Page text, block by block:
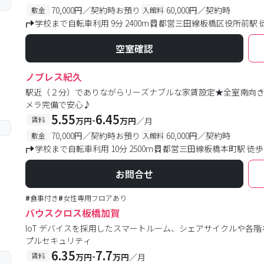
敷金 70,000円／契約時お預り 入館料 60,000円／契約時
学校まで自転車利用 9分 2400m
都営三田線板橋区役所前駅
空室確認
ノブレス紀久
駅近（２分）でありながらリーズナブルな家賃設定★全室南向
メラ完備で安心♪
賃料 5.55万円-6.45万円／月
敷金 70,000円／契約時お預り 入館料 60,000円／契約時
学校まで自転車利用 10分 2500m
都営三田線板橋本町駅 徒
お問合せ
#食事付き#女性専用フロアあり
バウスクロス板橋加賀
IoT デバイスを採用したスマートルーム、シェアサイクルや各
プルセキュリティ
賃料 6.35万円-7.7万円／月